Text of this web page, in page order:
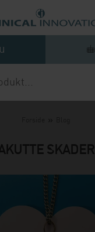
»
SKADER